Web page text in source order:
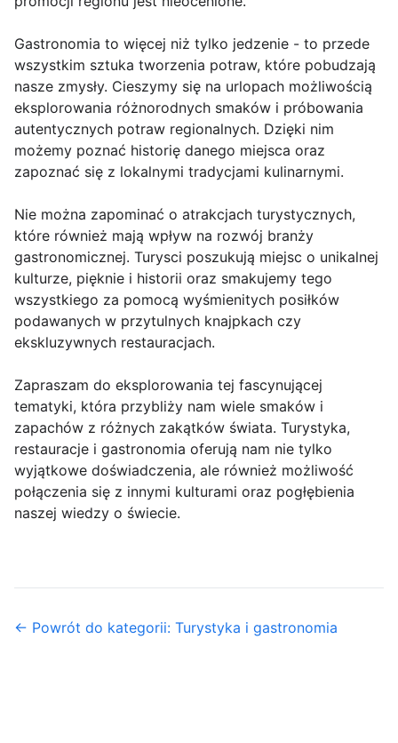
Gastronomia to więcej niż tylko jedzenie - to przede
wszystkim sztuka tworzenia potraw, które pobudzają
nasze zmysły. Cieszymy się na urlopach możliwością
eksplorowania różnorodnych smaków i próbowania
autentycznych potraw regionalnych. Dzięki nim
możemy poznać historię danego miejsca oraz
zapoznać się z lokalnymi tradycjami kulinar­nymi.
Nie można zapominać o atrakcjach turystycznych,
które również mają wpływ na rozwój branży
gastronomicznej. Turysci poszukują miejsc o unikalnej
kulturze, pięknie i historii oraz smakuje­my tego
wszystkiego za pomocą wyśmienitych posiłków
podawanych w przytulnych knajpkach czy
ekskluzywnych restauracjach.
Zapraszam do eksplorowania tej fascynującej
tematyki, która przybliży nam wiele smaków i
zapachów z różnych zakątków świata. Turystyka,
restauracje i gastronomia oferują nam nie tylko
wyjątkowe doświadczenia, ale również możliwość
połączenia się z innymi kulturami oraz pogłębienia
naszej wiedzy o świecie.
← Powrót do kategorii: Turystyka i gastronomia